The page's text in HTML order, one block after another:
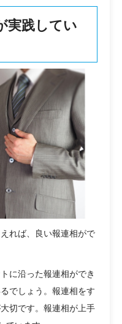
実践してい
れば、良い報連相がで
に沿った報連相ができ
でしょう。報連相をす
切です。報連相が上手